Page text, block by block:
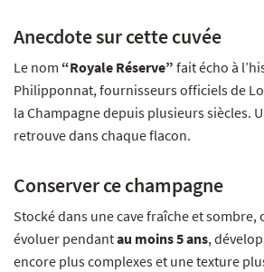
Anecdote sur cette cuvée
Le nom “Royale Réserve” fait écho à
Philipponnat, fournisseurs officiels de
la Champagne depuis plusieurs siècles.
retrouve dans chaque flacon.
Conserver ce champagne
Stocké dans une cave fraîche et sombre,
évoluer pendantau moins 5 ans,
encore plus complexes et une texture